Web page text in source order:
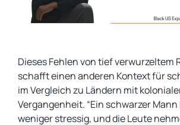
Dieses Fehlen von tief verwurzeltem
schafft einen anderen Kontext für
im Vergleich zu Ländern mit
Vergangenheit. “Ein schwarzer
weniger stressig, und die Leute